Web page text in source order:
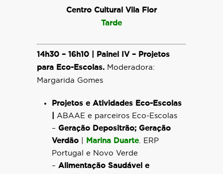
Centro Cultural Vila Flor
Tarde
14h30 – 16h10 |
Painel IV – Projetos
para Eco-Escolas. Moderadora:
Margarida Gomes
Projetos e Atividades Eco-Escolas
ABAAE e parceiros Eco-Escolas
– Geração Depositrão; Geração
Verdão
Marina Duarte. ERP
Portugal e Novo Verde
– Alimentação Saudável e